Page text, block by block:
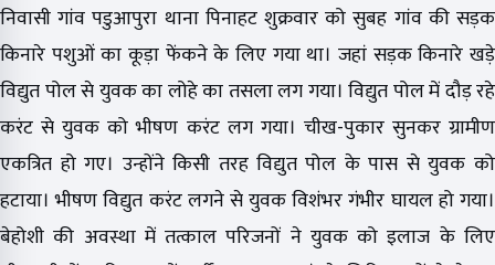
निवासी गांव पडुआपुरा थाना पिनाहट शुक्रवार को सुबह गांव की सड़क
किनारे पशुओं का कूड़ा फेंकने के लिए गया था। जहां सड़क किनारे खड़े
विद्युत पोल से युवक का लोहे का तसला लग गया। विद्युत पोल में दौड़ रहे
करंट से युवक को भीषण करंट लग गया। चीख-पुकार सुनकर ग्रामीण
एकत्रित हो गए। उन्होंने किसी तरह विद्युत पोल के पास से युवक को
हटाया। भीषण विद्युत करंट लगने से युवक विशंभर गंभीर घायल हो गया।
बेहोशी की अवस्था में तत्काल परिजनों ने युवक को इलाज के लिए